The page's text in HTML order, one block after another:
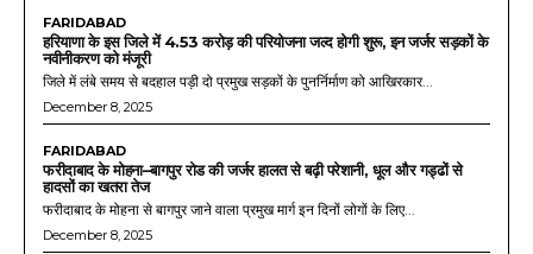
FARIDABAD
हरियाणा के इस जिले में 4.53 करोड़ की परियोजना जल्द होगी शुरू, इन जर्जर सड़कों के
नवीनीकरण को मंजूरी
जिले में लंबे समय से बदहाल पड़ी दो प्रमुख सड़कों के पुनर्निर्माण को आखिरकार...
December 8, 2025
FARIDABAD
फरीदाबाद के मोहना–बागपुर रोड की जर्जर हालत से बढ़ी परेशानी, धूल और गड्ढों से
हादसों का खतरा तेज
फरीदाबाद के मोहना से बागपुर जाने वाला प्रमुख मार्ग इन दिनों लोगों के लिए...
December 8, 2025